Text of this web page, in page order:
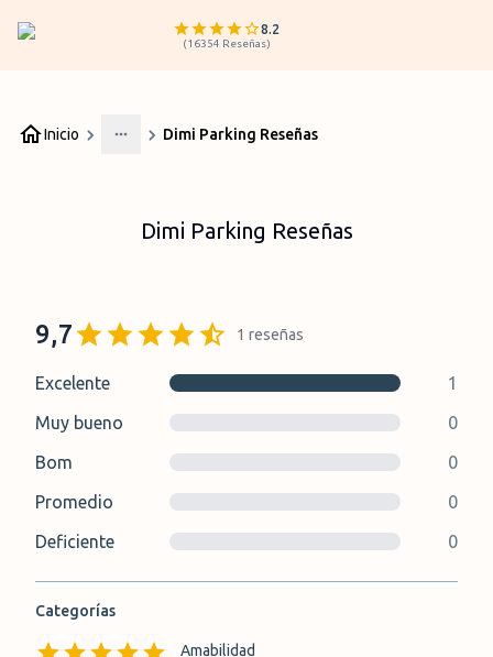
8.2
(16354 Reseñas)
Inicio
More
Dimi Parking Reseñas
Dimi Parking Reseñas
9,7 1 reseñas
Excelente
1
Muy bueno
0
Bom
0
Promedio
0
Deficiente
0
Categorías
Amabilidad